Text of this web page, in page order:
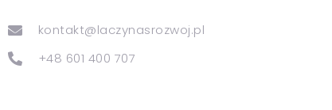
kontakt@laczynasrozwoj.pl
+48 601 400 707